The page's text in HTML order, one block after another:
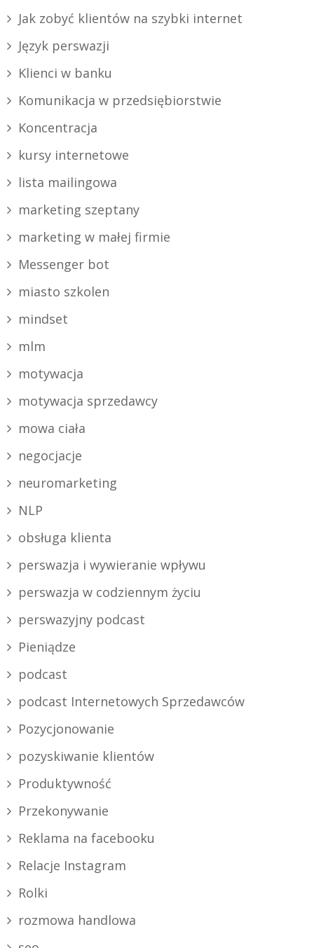
Jak zobyć klientów na szybki internet
Język perswazji
Klienci w banku
Komunikacja w przedsiębiorstwie
Koncentracja
kursy internetowe
lista mailingowa
marketing szeptany
marketing w małej firmie
Messenger bot
miasto szkolen
mindset
mlm
motywacja
motywacja sprzedawcy
mowa ciała
negocjacje
neuromarketing
NLP
obsługa klienta
perswazja i wywieranie wpływu
perswazja w codziennym życiu
perswazyjny podcast
Pieniądze
podcast
podcast Internetowych Sprzedawców
Pozycjonowanie
pozyskiwanie klientów
Produktywność
Przekonywanie
Reklama na facebooku
Relacje Instagram
Rolki
rozmowa handlowa